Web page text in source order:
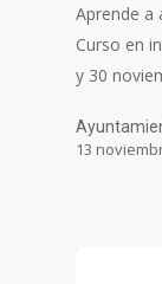
Aprende a
Curso en
y 30
13